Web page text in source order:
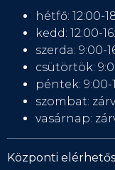
hétfő: 12:00-
kedd: 12:00-
szerda: 9:00-
csütörtök:
péntek: 9:00-
szombat:
vasárnap:
Központi